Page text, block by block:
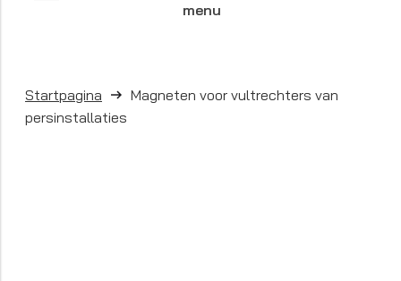
menu
Startpagina
Magneten voor vultrechters van
persinstallaties